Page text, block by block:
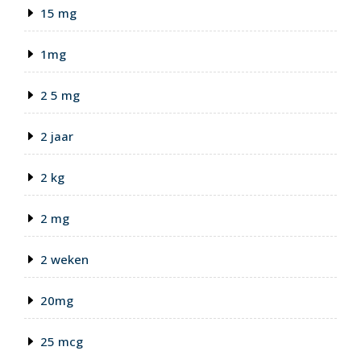
15 mg
1mg
2 5 mg
2 jaar
2 kg
2 mg
2 weken
20mg
25 mcg